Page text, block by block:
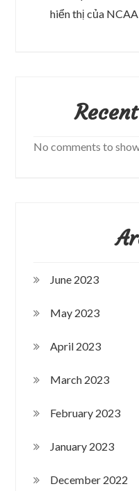
hiển thị của
No comments to
June 2023
May 2023
April 2023
March 2023
February 2023
January 2023
December 2022